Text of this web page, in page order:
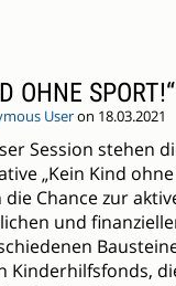
OHNE
Useron 18.03.2021
Session stehen
„Kein Kind
die Chance zur
und
Kinderhilfsfonds,